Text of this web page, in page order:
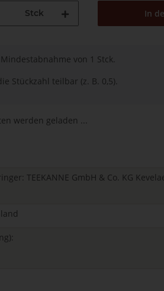
Stck In
von 1 Stck.
Stückzahl teilbar (z. B. 0,5).
werden geladen ...
TEEKANNE GmbH & Co. KG